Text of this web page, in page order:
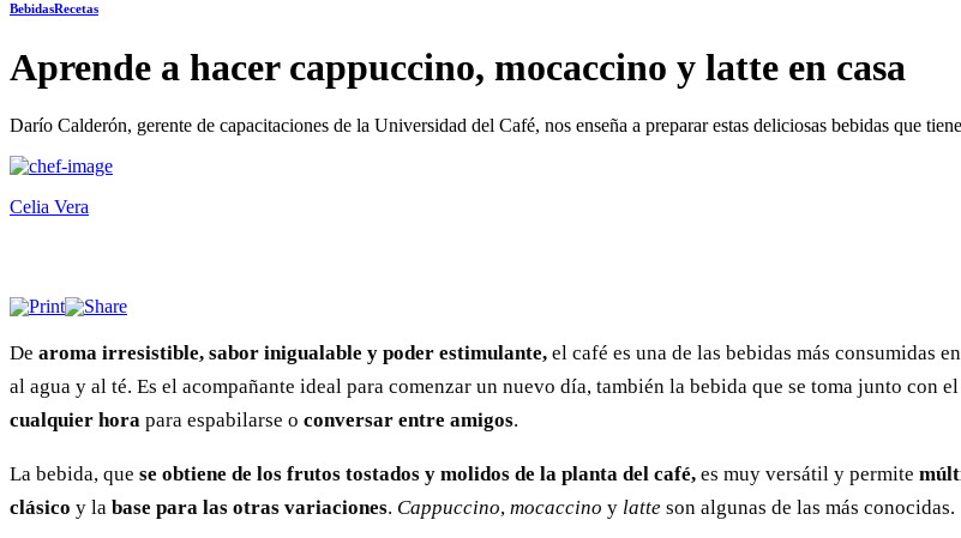
BebidasRecetas
Aprende a hacer cappuccino, mocaccino y latte en casa
Darío Calderón, gerente de capacitaciones de la Universidad del Café, nos enseña a preparar estas deliciosas bebidas que
Celia Vera
De aroma irresistible, sabor inigualable y poder estimulante, el café es una de las bebidas más consumidas
al agua y al té. Es el acompañante ideal para comenzar un nuevo día, también la bebida que se toma junto con el
cualquier hora para espabilarse o conversar entre amigos.
La bebida, que se obtiene de los frutos tostados y molidos de la planta del café, es muy versátil y permite
clásico y la base para las otras variaciones. Cappuccino, mocaccino y latte son algunas de las más conocidas.